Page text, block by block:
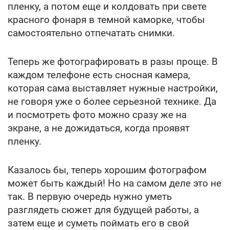
пленку, а потом еще и колдовать при свете
красного фонаря в темной каморке, чтобы
самостоятельно отпечатать снимки.
Теперь же фотографировать в разы проще. В
каждом телефоне есть сносная камера,
которая сама выставляет нужные настройки,
не говоря уже о более серьезной технике. Да
и посмотреть фото можно сразу же на
экране, а не дожидаться, когда проявят
пленку.
Казалось бы, теперь хорошим фотографом
может быть каждый! Но на самом деле это не
так. В первую очередь нужно уметь
разглядеть сюжет для будущей работы, а
затем еще и суметь поймать его в свой